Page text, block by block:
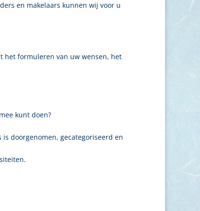
en makelaars kunnen wij voor u
het formuleren van uw wensen, het
kunt doen?
doorgenomen, gecategoriseerd en